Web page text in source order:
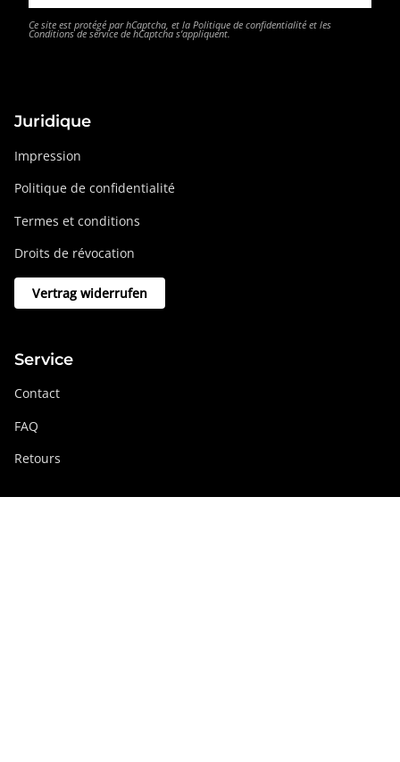
Ce site est protégé par hCaptcha, et la Politique de confidentialité et les
Conditions de service de hCaptcha s’appliquent.
Juridique
Impression
Politique de confidentialité
Termes et conditions
Droits de révocation
Vertrag widerrufen
Service
Contact
FAQ
Retours